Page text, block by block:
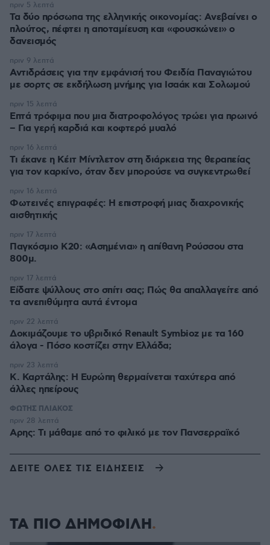
Τα δύο πρόσωπα της ελληνικής οικονομίας: Aνεβαίνει ο
πλούτος, πέφτει η αποταμίευση και «φουσκώνει» ο
δανεισμός
πριν 5 λεπτά
Αντιδράσεις για την εμφάνισή του Φειδία Παναγιώτου
με σορτς σε εκδήλωση μνήμης για Ισαάκ και Σολωμού
πριν 9 λεπτά
Επτά τρόφιμα που μια διατροφολόγος τρώει για πρωινό
– Για γερή καρδιά και κοφτερό μυαλό
πριν 15 λεπτά
Τι έκανε η Κέιτ Μίντλετον στη διάρκεια της θεραπείας
για τον καρκίνο, όταν δεν μπορούσε να συγκεντρωθεί
πριν 16 λεπτά
Φωτεινές επιγραφές: Η επιστροφή μιας διαχρονικής
αισθητικής
πριν 16 λεπτά
Παγκόσμιο Κ20: «Ασημένια» η απίθανη Ρούσσου στα
800μ.
πριν 17 λεπτά
Είδατε ψύλλους στο σπίτι σας; Πώς θα απαλλαγείτε από
τα ανεπιθύμητα αυτά έντομα
πριν 17 λεπτά
Δοκιμάζουμε το υβριδικό Renault Symbioz με τα 160
άλογα - Πόσο κοστίζει στην Ελλάδα;
πριν 22 λεπτά
Κ. Καρτάλης: Η Ευρώπη θερμαίνεται ταχύτερα από
άλλες ηπείρους
πριν 23 λεπτά
ΦΩΤΗΣ ΠΛΙΑΚΟΣ
Αρης: Τι μάθαμε από το φιλικό με τον Πανσερραϊκό
πριν 28 λεπτά
ΔΕΙΤΕ ΟΛΕΣ ΤΙΣ ΕΙΔΗΣΕΙΣ
ΤΑ ΠΙΟ ΔΗΜΟΦΙΛΗ